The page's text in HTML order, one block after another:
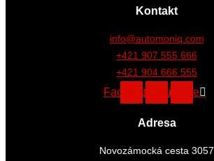
Kontakt
info@automoniq.com
+421 907 555 666
+421 904 666 555
FacebookInstagramYoutube
Adresa
Novozámocká cesta 3057